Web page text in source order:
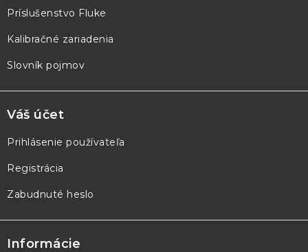
ePríslušenstvo Fluke
Kalibračné zariadenia
Slovník pojmov
Váš účet
Prihlásenie používateľa
Registrácia
Zabudnuté heslo
Informácie